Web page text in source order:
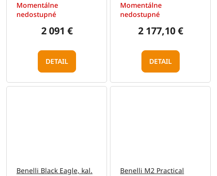
Momentálne
nedostupné
2 091 €
DETAIL
Momentálne
nedostupné
2 177,10 €
DETAIL
Benelli Black Eagle, kal.
Benelli M2 Practical